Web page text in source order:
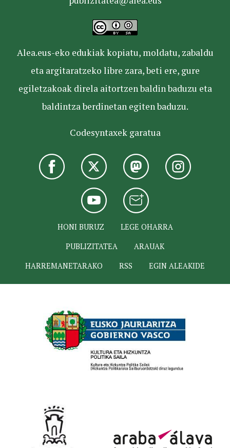
Alea.eus-eko edukiak kopiatu, moldatu, zabaldu
eta argitaratzeko libre zara, beti ere, gure
egiletzakoak direla aitortzen baldin baduzu eta
baldintza berdinetan egiten baduzu.
Codesyntaxek garatua
HONI BURUZ
LEGE OHARRA
PUBLIZITATEA
ARAUAK
HARREMANETARAKO
RSS EGIN ALEAKIDE